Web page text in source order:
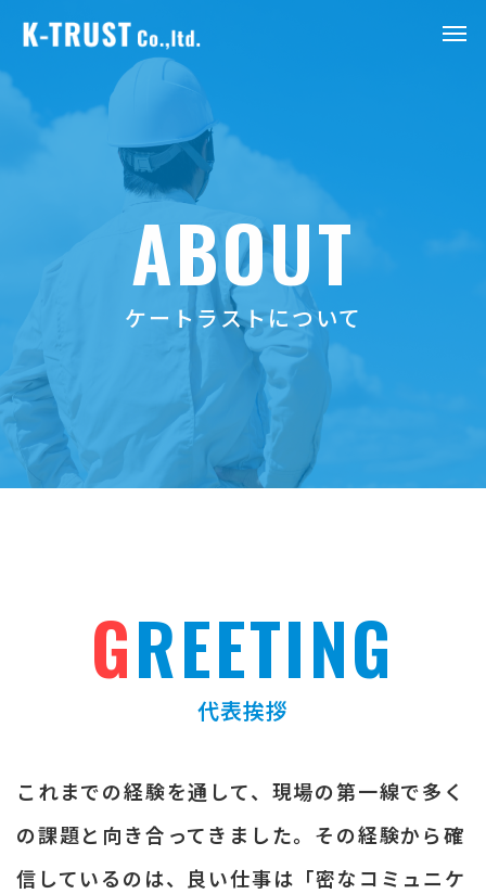
ABOUT
ケートラストについて
GREETING
代表挨拶
これまでの経験を通して、現場の第一線で多く
の課題と向き合ってきました。その経験から確
信しているのは、良い仕事は「密なコミュニケ